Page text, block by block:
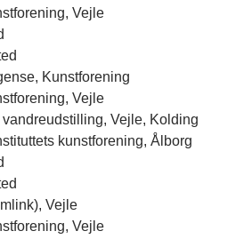
Vejle
Kunstforening
Vejle
Vejle, Kolding
kunstforening, Ålborg
Vejle
Vejle